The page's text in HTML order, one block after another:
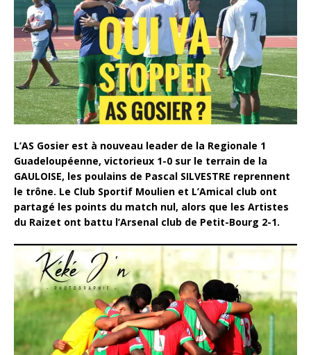
L’AS Gosier est à nouveau leader de la Regionale 1
Guadeloupéenne, victorieux 1-0 sur le terrain de la
GAULOISE, les poulains de Pascal SILVESTRE reprennent
le trône. Le Club Sportif Moulien et L’Amical club ont
partagé les points du match nul, alors que les Artistes
du Raizet ont battu l’Arsenal club de Petit-Bourg 2-1.